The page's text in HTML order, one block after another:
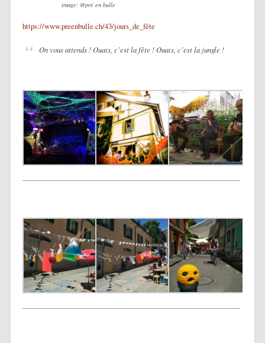
image: @pré en bulle
https://www.preenbulle.ch/43/jours_de_fête
On vous attends ! Ouais, c’est la fête ! Ouais, c’est la jungle !